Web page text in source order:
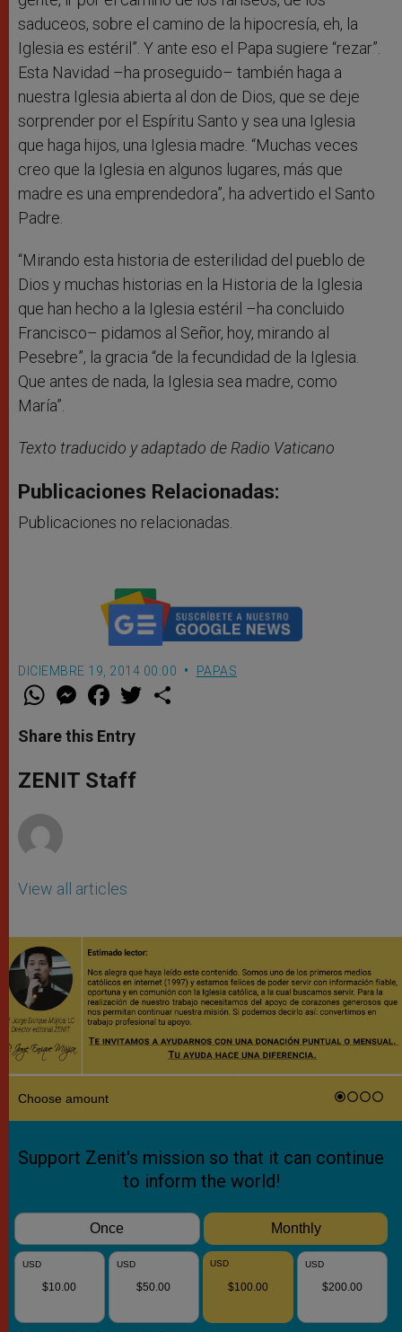
saduceos, sobre el camino de la hipocresía, eh, la
Iglesia es estéril”. Y ante eso el Papa sugiere “rezar”.
Esta Navidad –ha proseguido– también haga a
nuestra Iglesia abierta al don de Dios, que se deje
sorprender por el Espíritu Santo y sea una Iglesia
que haga hijos, una Iglesia madre. “Muchas veces
creo que la Iglesia en algunos lugares, más que
madre es una emprendedora”, ha advertido el Santo
Padre.
“Mirando esta historia de esterilidad del pueblo de
Dios y muchas historias en la Historia de la Iglesia
que han hecho a la Iglesia estéril –ha concluido
Francisco– pidamos al Señor, hoy, mirando al
Pesebre”, la gracia “de la fecundidad de la Iglesia.
Que antes de nada, la Iglesia sea madre, como
María”.
Texto traducido y adaptado de Radio Vaticano
Publicaciones Relacionadas:
Publicaciones no relacionadas.
DICIEMBRE 19, 2014 00:00 PAPAS
W
t
s
p
p
M
e
s
e
g
e
F
a
e
b
o
k
w
Share this Entry
ZENIT Staff
View all articles